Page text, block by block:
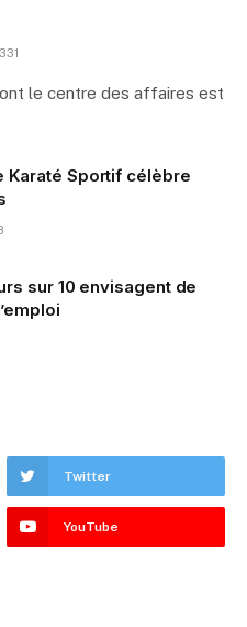
331
le centre des affaires est
Karaté Sportif célèbre
sur 10 envisagent de
Twitter
YouTube